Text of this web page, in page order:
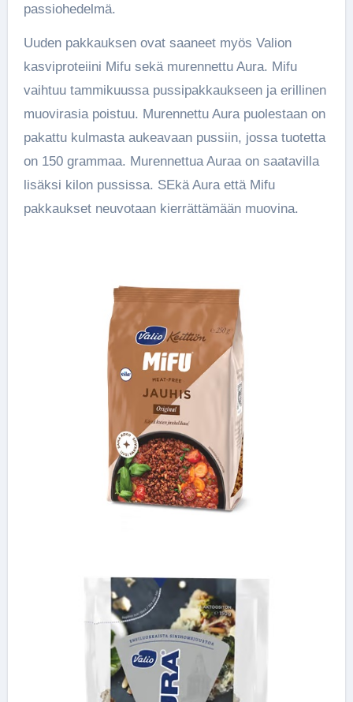
passiohedelmä.
Uuden pakkauksen ovat saaneet myös Valion
kasviproteiini Mifu sekä murennettu Aura. Mifu
vaihtuu tammikuussa pussipakkaukseen ja erillinen
muovirasia poistuu. Murennettu Aura puolestaan on
pakattu kulmasta aukeavaan pussiin, jossa tuotetta
on 150 grammaa. Murennettua Auraa on saatavilla
lisäksi kilon pussissa. SEkä Aura että Mifu
pakkaukset neuvotaan kierrättämään muovina.